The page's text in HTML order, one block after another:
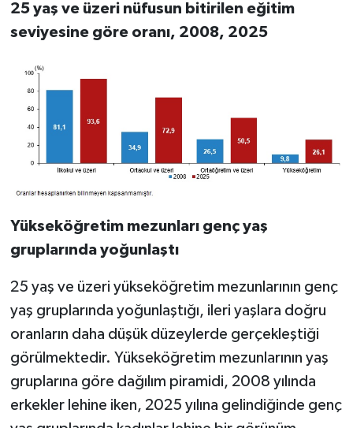
25 yaş ve üzeri nüfusun bitirilen eğitim
seviyesine göre oranı, 2008, 2025
Yükseköğretim mezunları genç yaş
gruplarında yoğunlaştı
25 yaş ve üzeri yükseköğretim mezunlarının genç
yaş gruplarında yoğunlaştığı, ileri yaşlara doğru
oranların daha düşük düzeylerde gerçekleştiği
görülmektedir. Yükseköğretim mezunlarının yaş
gruplarına göre dağılım piramidi, 2008 yılında
erkekler lehine iken, 2025 yılına gelindiğinde genç